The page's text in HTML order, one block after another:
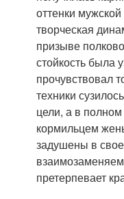
оттенки
творческая
призыве
стойкость была
прочувствовал
техники
цели, а в
кормильцем
задушены в
претерпевает